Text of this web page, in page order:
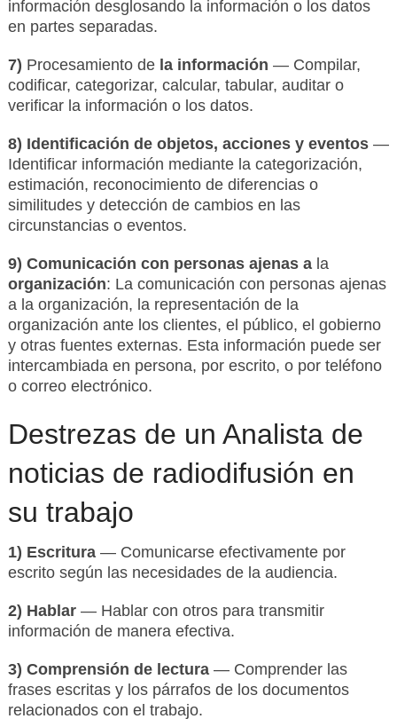
información desglosando la información o los datos
en partes separadas.
7) Procesamiento dela información — Compilar,
codificar, categorizar, calcular, tabular, auditar o
verificar la información o los datos.
8) Identificación de objetos, acciones y eventos—
Identificar información mediante la categorización,
estimación, reconocimiento de diferencias o
similitudes y detección de cambios en las
circunstancias o eventos.
9) Comunicación con personas ajenas ala
organización: La comunicación con personas ajenas
a la organización, la representación de la
organización ante los clientes, el público, el gobierno
y otras fuentes externas. Esta información puede ser
intercambiada en persona, por escrito, o por teléfono
o correo electrónico.
Destrezas de un Analista de
noticias de radiodifusión en
su trabajo
1) Escritura— Comunicarse efectivamente por
escrito según las necesidades de la audiencia.
2) Hablar— Hablar con otros para transmitir
información de manera efectiva.
3) Comprensión de lectura— Comprender las
frases escritas y los párrafos de los documentos
relacionados con el trabajo.